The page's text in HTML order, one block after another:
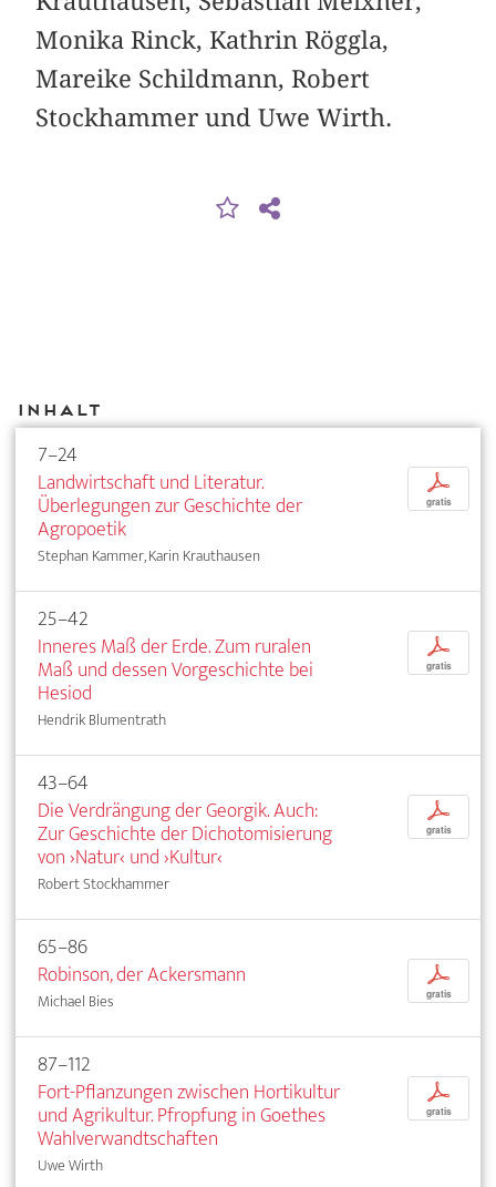
Monika Rinck, Kathrin Röggla,
Mareike Schildmann, Robert
Stockhammer und Uwe Wirth.
Inhalt
7–24
Landwirtschaft und Literatur.
Überlegungen zur Geschichte der
Agropoetik
Stephan Kammer, Karin Krauthausen
p
gratis
25–42
Inneres Maß der Erde. Zum ruralen
Maß und dessen Vorgeschichte bei
Hesiod
Hendrik Blumentrath
p
gratis
43–64
Die Verdrängung der Georgik. Auch:
Zur Geschichte der Dichotomisierung
von ›Natur‹ und ›Kultur‹
Robert Stockhammer
p
gratis
65–86
Robinson, der Ackersmann
Michael Bies
p
gratis
87–112
Fort-Pflanzungen zwischen Hortikultur
und Agrikultur. Pfropfung in Goethes
Wahlverwandtschaften
Uwe Wirth
p
gratis